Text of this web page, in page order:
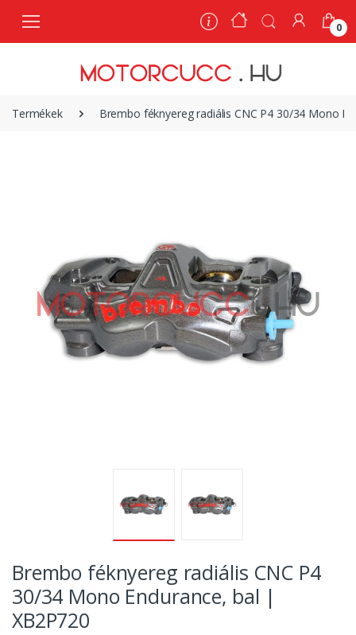
0
Termékek Brembo féknyereg radiális CNC P4 30/34 Mono
Brembo féknyereg radiális CNC P4
30/34 Mono Endurance, bal |
XB2P720
0